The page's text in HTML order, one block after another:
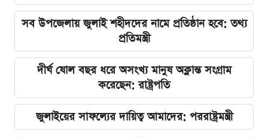
সব উপজেলায় জুলাই শহীদদের নামে প্রতিষ্ঠান হবে: তথ্য
প্রতিমন্ত্রী
দীর্ঘ ষোল বছর ধরে অসংখ্য মানুষ অক্লান্ত সংগ্রাম
করেছেন: রাষ্ট্রপতি
জুলাইয়ের সাফল্যের দায়িত্ব আমাদের: পররাষ্ট্রমন্ত্রী